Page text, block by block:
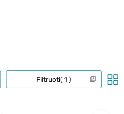
Filtruoti 1